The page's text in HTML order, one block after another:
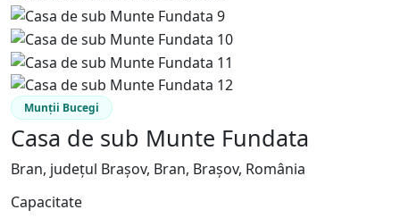
Munții Bucegi
Casa de sub Munte Fundata
Bran, județul Brașov, Bran, Brașov, România
Capacitate